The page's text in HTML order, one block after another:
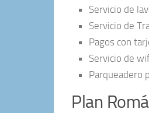
Servicio de
Servicio de
Pagos con
Servicio de
Parqueadero
Plan